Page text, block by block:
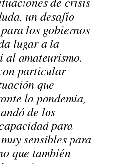
un desafío
los gobiernos
lugar a la
al amateurismo.
particular
que
la pandemia,
de los
para
sensibles para
que también